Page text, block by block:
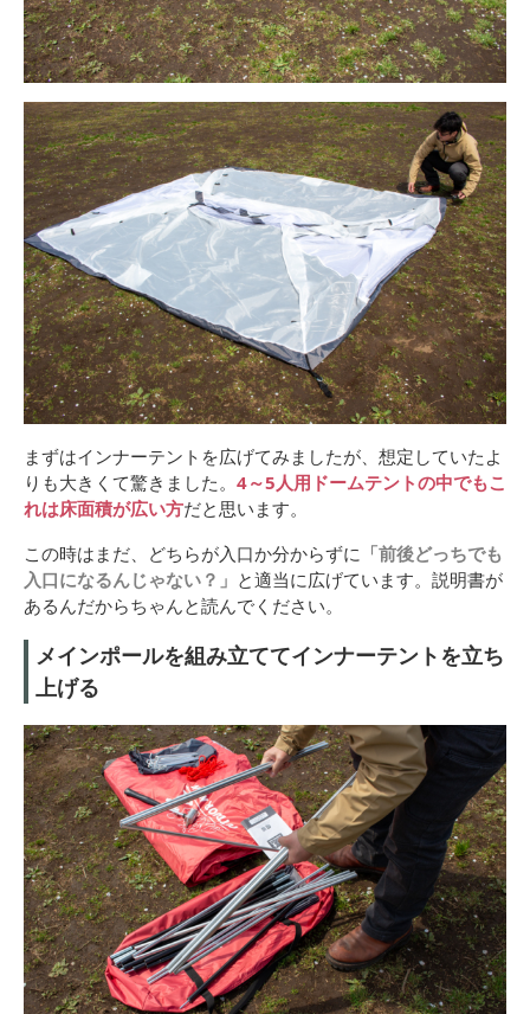
まずはインナーテントを広げてみましたが、想定していたよ
りも大きくて驚きました。 4～5人用ドームテントの中でもこ
れは床面積が広い方だと思います。
この時はまだ、どちらが入口か分からずに 「前後どっちでも
入口になるんじゃない？」 と適当に広げています。説明書が
あるんだからちゃんと読んでください。
メインポールを組み立ててインナーテントを立ち
上げる